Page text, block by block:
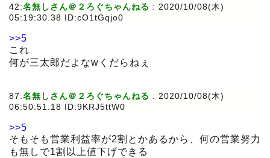
42:名無しさん＠２ろぐちゃんねる : 2020/10/08(木)
05:19:30.38 ID:cO1tGqjo0
>>5
これ
何が三太郎だよなwくだらねぇ
87:名無しさん＠２ろぐちゃんねる : 2020/10/08(木)
06:50:51.18 ID:9KRJ5ttW0
>>5
そもそも営業利益率が2割とかあるから、何の営業努力
も無しで1割以上値下げできる